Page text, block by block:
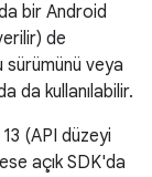
bir Android
de
veya
da kullanılabilir.
(API düzeyi
açık SDK'da